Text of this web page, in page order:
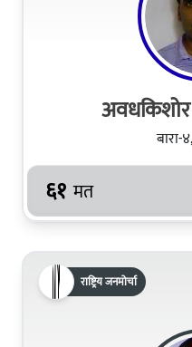
अवधकिशोर
बारा-
६१ मत
राष्ट्रिय जनमोर्चा